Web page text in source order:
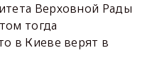
Верховной Рады
тогда
в Киеве верят в